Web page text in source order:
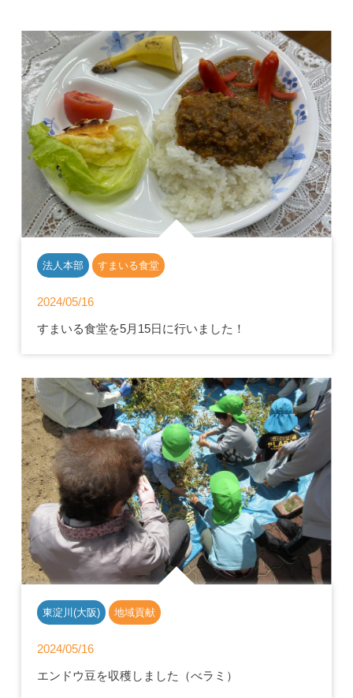
法人本部 すまいる食堂
2024/05/16
すまいる食堂を5月15日に行いました！
東淀川(大阪) 地域貢献
2024/05/16
エンドウ豆を収穫しました（べラミ）